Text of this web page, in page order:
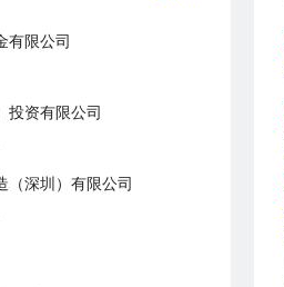
人为本，以客为尊”用心打造每一台机
有限公司
投资有限公司
（深圳）有限公司